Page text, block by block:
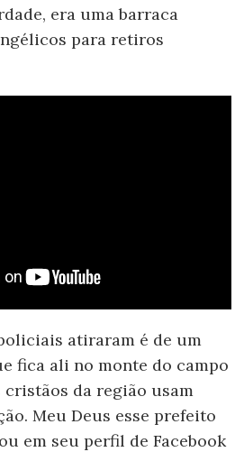
era uma barraca
para retiros
atiraram é de um
fica ali no monte do campo
cristãos da região usam
Meu Deus esse prefeito
em seu perfil de Facebook